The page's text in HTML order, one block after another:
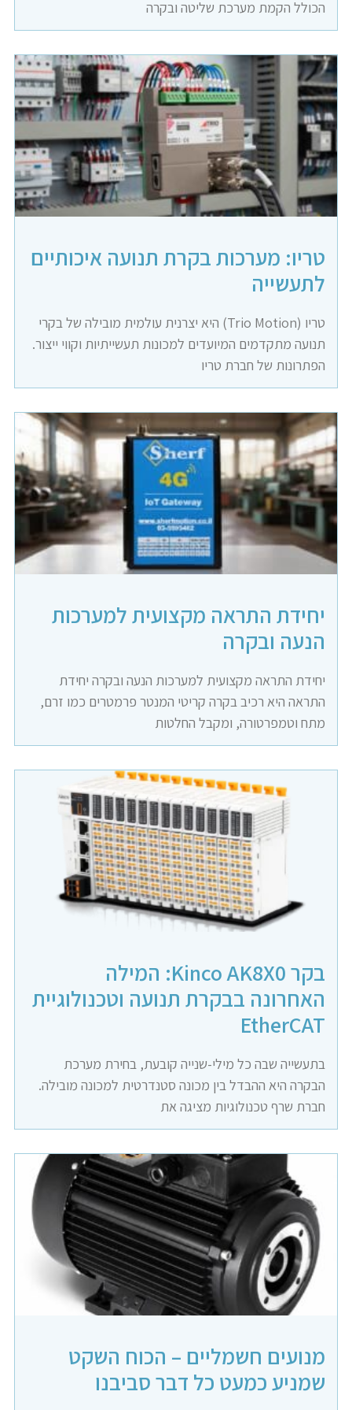
הכולל הקמת מערכת שליטה ובקרה
טריו: מערכות בקרת תנועה איכותיים
לתעשייה
טריו (Trio Motion) היא יצרנית עולמית מובילה של בקרי
תנועה מתקדמים המיועדים למכונות תעשייתיות וקווי ייצור.
הפתרונות של חברת טריו
יחידת התראה מקצועית למערכות
הנעה ובקרה
יחידת התראה מקצועית למערכות הנעה ובקרה יחידת
התראה היא רכיב בקרה קריטי המנטר פרמטרים כמו זרם,
מתח וטמפרטורה, ומקבל החלטות
בקר Kinco AK8X0: המילה
האחרונה בבקרת תנועה וטכנולוגיית
EtherCAT
בתעשייה שבה כל מילי-שנייה קובעת, בחירת מערכת
הבקרה היא ההבדל בין מכונה סטנדרטית למכונה מובילה.
חברת שרף טכנולוגיות מציגה את
מנועים חשמליים – הכוח השקט
שמניע כמעט כל דבר סביבנו